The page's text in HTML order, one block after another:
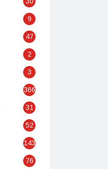
9
47
2
3
366
31
52
143
76